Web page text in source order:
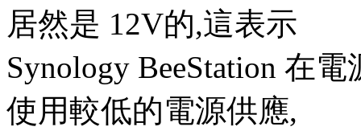
居然是 12V的,這表示
Synology BeeStation 在
使用較低的電源供應,